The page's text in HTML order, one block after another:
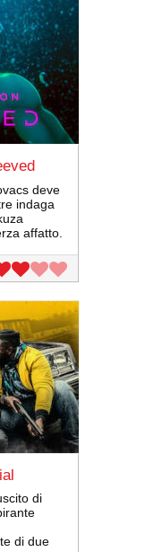
deve
indaga
affatto.
di
di due